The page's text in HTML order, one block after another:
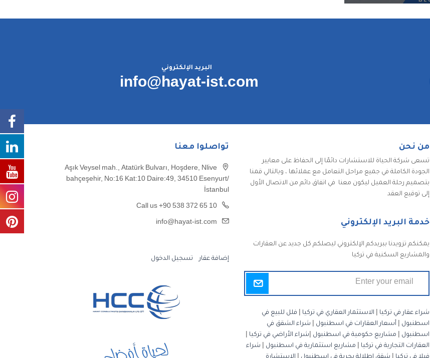
البريد الإلكتروني
info@hayat-ist.com
تواصلوا معنا
Aşık Veysel mah., Atatürk Bulvarı, Hoşdere, Nlive
bahçeşehir, No:16 Kat:10 Daire:49, 34510 Esenyurt/
İstanbul
Call us +90 538 372 65 10
info@hayat-ist.com
إضافة عقار تسجيل الدخول
من نحن
تسعى شركة الحياة للاستشارات دائمًا إلى الحفاظ على معايير
الجودة الكاملة في جميع مراحل التعامل مع عملائها ، وبالتالي قمنا
بتصميم رحلة العميل ليكون معنا في اتفاق دائم من الاتصال الأول
إلى توقيع العقد
خدمة البريد الإلكتروني
يمكنكم تزويدنا ببريدكم الإلكتروني ليصلكم كل جديد عن العقارات
والمشاريع السكنية في تركيا
شراء عقار في تركيا الاستثمار العقاري في تركيا
فلل للبيع في
اسطنبول
أسعار العقارات في اسطنبول
شراء الشقق في
اسطنبول
مشاريع حكومية في اسطنبول شراء الأراضي في تركيا
العقارات التجارية في تركيا
مشاريع استثمارية في اسطنبول
شراء